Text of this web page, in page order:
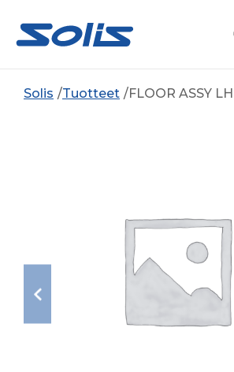
Solis Tuotteet FLOOR ASSY LH